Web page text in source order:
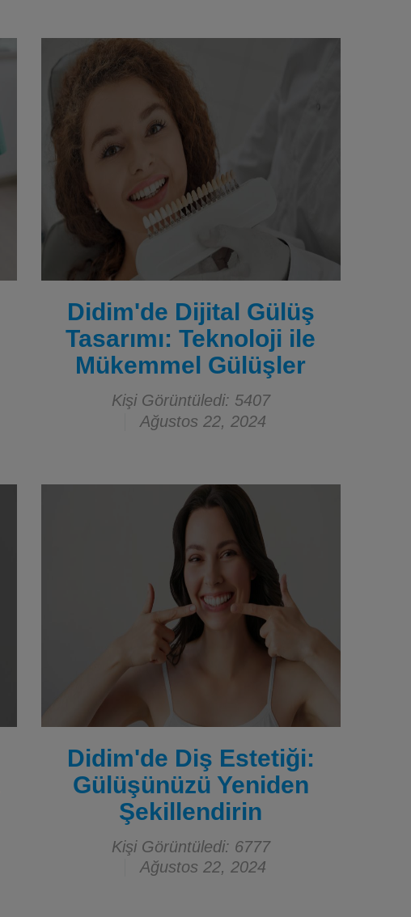
Didim'de Dijital Gülüş
Tasarımı: Teknoloji ile
Mükemmel Gülüşler
Kişi Görüntüledi: 5407
Ağustos 22, 2024
Didim'de Diş Estetiği:
Gülüşünüzü Yeniden
Şekillendirin
Kişi Görüntüledi: 6777
Ağustos 22, 2024